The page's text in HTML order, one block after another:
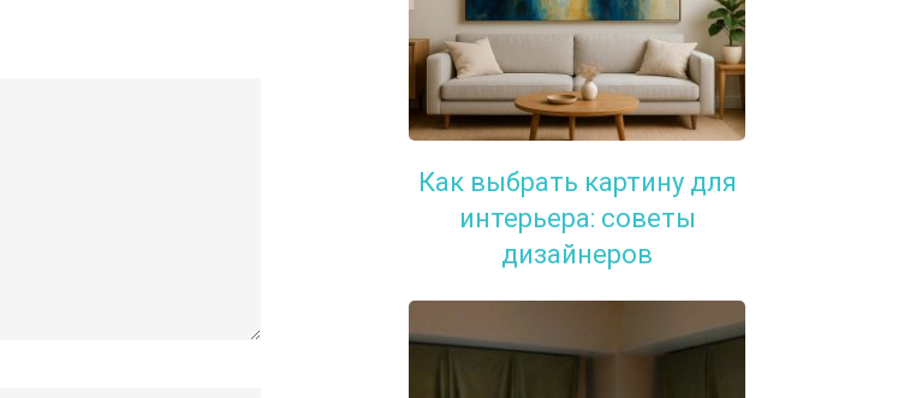
Как выбрать картину для
интерьера: советы
дизайнеров